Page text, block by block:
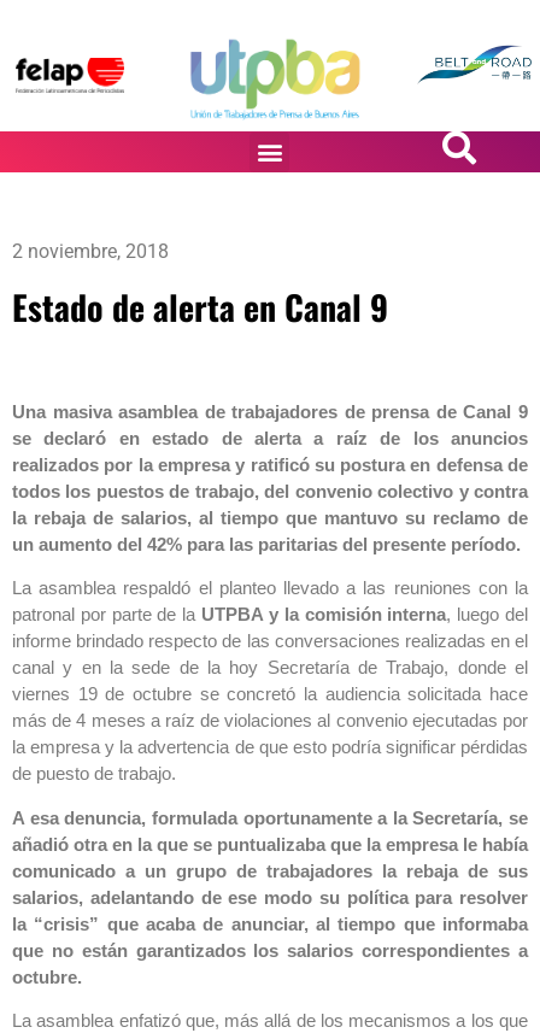
2 noviembre, 2018
Estado de alerta en Canal 9
Una masiva asamblea de trabajadores de prensa de Canal 9
se declaró en estado de alerta a raíz de los anuncios
realizados por la empresa y ratificó su postura en defensa de
todos los puestos de trabajo, del convenio colectivo y contra
la rebaja de salarios, al tiempo que mantuvo su reclamo de
un aumento del 42% para las paritarias del presente período.
La asamblea respaldó el planteo llevado a las reuniones con la
patronal por parte de la UTPBA y la comisión interna, luego del
informe brindado respecto de las conversaciones realizadas en el
canal y en la sede de la hoy Secretaría de Trabajo, donde el
viernes 19 de octubre se concretó la audiencia solicitada hace
más de 4 meses a raíz de violaciones al convenio ejecutadas por
la empresa y la advertencia de que esto podría significar pérdidas
de puesto de trabajo.
A esa denuncia, formulada oportunamente a la Secretaría, se
añadió otra en la que se puntualizaba que la empresa le había
comunicado a un grupo de trabajadores la rebaja de sus
salarios, adelantando de ese modo su política para resolver
la “crisis” que acaba de anunciar, al tiempo que informaba
que no están garantizados los salarios correspondientes a
octubre.
La asamblea enfatizó que, más allá de los mecanismos a los que